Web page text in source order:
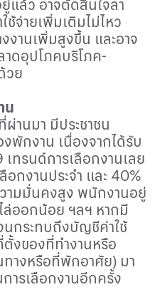
แล้ว อาจตัดสินใจลา
ช้จ่ายเพิ่มเติมไม่ไหว
งานเพิ่มสูงขึ้น และอาจ
ดอุปโภคบริโภค-
วย
น
ที่ผ่านมา มีประชาชน
พักงาน เนื่องจากได้รับ
เทรนด์การเลือกงานเลย
อกงานประจำ และ 40%
ามมั่นคงสูง พนักงานอยู่
ล่ออกน้อย ฯลฯ หากมี
นกระทบถึงบัญชีค่าใช้
ตั้งของที่ทำงานหรือ
ทางหรือที่พักอาศัย) มา
ารเลือกงานอีกครั้ง